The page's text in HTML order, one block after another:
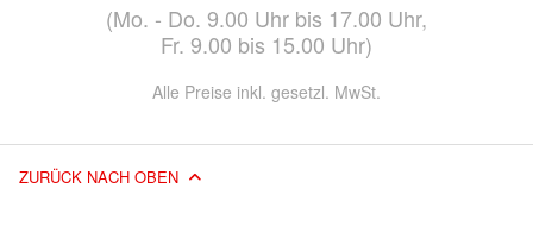
(Mo. - Do. 9.00 Uhr bis 17.00 Uhr,
Fr. 9.00 bis 15.00 Uhr)
Alle Preise inkl. gesetzl. MwSt.
ZURÜCK NACH OBEN